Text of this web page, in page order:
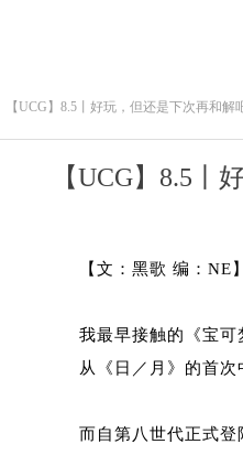
【UCG】8.5丨好玩，但还是下次再和
【文：黑歌 编：NE】
我最早接触的《宝
从《日／月》的首
而自第八世代正式登
【UCG】8.5